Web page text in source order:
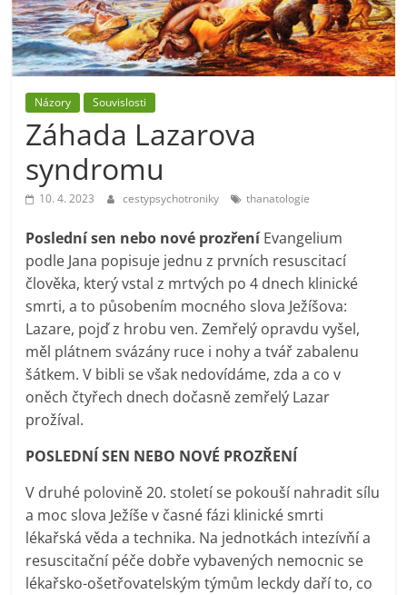
Názory Souvislosti
Záhada Lazarova
syndromu
10. 4. 2023 cestypsychotroniky thanatologie
Poslední sen nebo nové prozření Evangelium
podle Jana popisuje jednu z prvních resuscitací
člověka, který vstal z mrtvých po 4 dnech klinické
smrti, a to působením mocného slova Ježíšova:
Lazare, pojď z hrobu ven. Zemřelý opravdu vyšel,
měl plátnem svázány ruce i nohy a tvář zabalenu
šátkem. V bibli se však nedovídáme, zda a co v
oněch čtyřech dnech dočasně zemřelý Lazar
prožíval.
POSLEDNÍ SEN NEBO NOVÉ PROZŘENÍ
V druhé polovině 20. století se pokouší nahradit sílu
a moc slova Ježíše v časné fázi klinické smrti
lékařská věda a technika. Na jednotkách intezívňí a
resuscitační péče dobře vybavených nemocnic se
lékařsko-ošetřovatelským týmům leckdy daří to, co